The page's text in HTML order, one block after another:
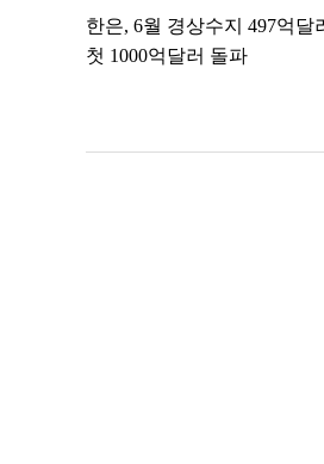
한은, 6월 경상수지 497억
첫 1000억달러 돌파